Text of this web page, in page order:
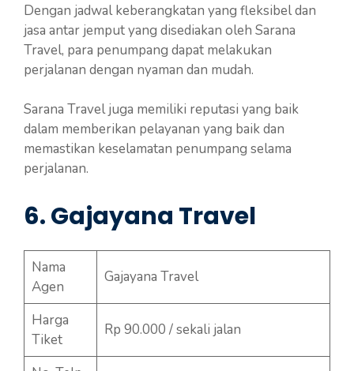
Dengan jadwal keberangkatan yang fleksibel dan
jasa antar jemput yang disediakan oleh Sarana
Travel, para penumpang dapat melakukan
perjalanan dengan nyaman dan mudah.
Sarana Travel juga memiliki reputasi yang baik
dalam memberikan pelayanan yang baik dan
memastikan keselamatan penumpang selama
perjalanan.
6. Gajayana Travel
Nama
Agen
Gajayana Travel
Harga
Tiket
Rp 90.000 / sekali jalan